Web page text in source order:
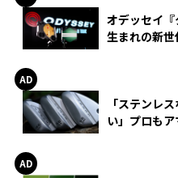
オデッセイ
生まれの新
「ステンレ
い」プロも